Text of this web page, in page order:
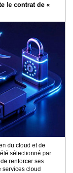
le contrat de «
du cloud et de
sélectionné par
renforcer ses
services cloud